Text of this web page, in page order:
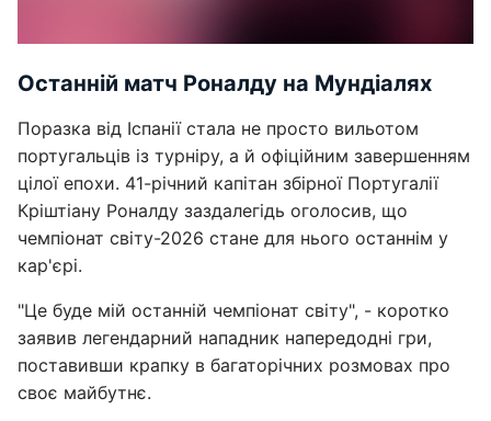
Останній матч Роналду на Мундіалях
Поразка від Іспанії стала не просто вильотом
португальців із турніру, а й офіційним завершенням
цілої епохи. 41-річний капітан збірної Португалії
Кріштіану Роналду заздалегідь оголосив, що
чемпіонат світу-2026 стане для нього останнім у
кар'єрі.
"Це буде мій останній чемпіонат світу", - коротко
заявив легендарний нападник напередодні гри,
поставивши крапку в багаторічних розмовах про
своє майбутнє.